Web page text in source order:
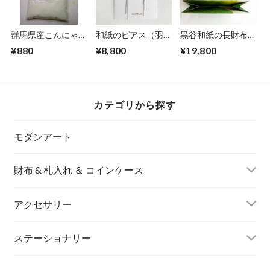
群馬県産こんにゃく
０ｇ）
¥880
和紙のピアス（羽）
¥8,800
黒谷和紙の長財布
¥19,800
カテゴリから探す
モダンアート
財布 & 札入れ ＆ コインケース
長財布
アクセサリー
イヤリング＆ピアス
ステーショナリー